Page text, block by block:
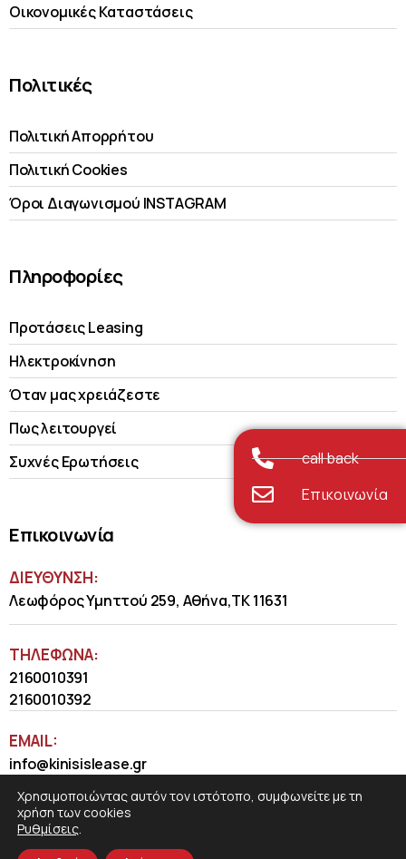
Οικονομικές Kαταστάσεις
Πολιτικές
Πολιτική Απορρήτου
Πολιτική Cookies
Όροι Διαγωνισμού INSTAGRAM
Πληροφορίες
Προτάσεις Leasing
Ηλεκτροκίνηση
Όταν μας χρειάζεστε
Πως λειτουργεί
Συχνές Ερωτήσεις
Επικοινωνία
ΔΙΕΥΘΥΝΣΗ:
Λεωφόρος Υμηττού 259, Αθήνα,ΤΚ 11631
ΤΗΛΈΦΩΝΑ:
2160010391
2160010392
EMAIL:
info@kinisislease.gr
call back
Επικοινωνία
Χρησιμοποιώντας αυτόν τον ιστότοπο, συμφωνείτε με τη
χρήση των cookies
Ρυθμίσεις.